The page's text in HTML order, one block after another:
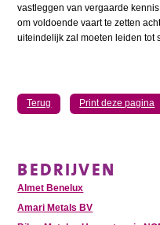
vastleggen van vergaarde
om voldoende vaart te zetten
uiteindelijk zal moeten leiden tot
Terug Print deze pagina
BEDRIJVEN
Almet Benelux
Amari Metals BV